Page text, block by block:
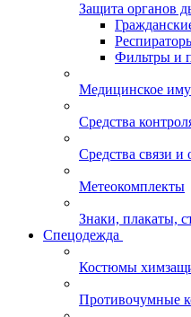
Защита органов
Фильтры и
Медицинское
Средства
Средства связи
Метеокомплекты
Знаки, плакаты,
Спецодежда
Костюмы
Противочумные